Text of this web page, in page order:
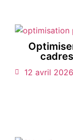
12 avril 2026